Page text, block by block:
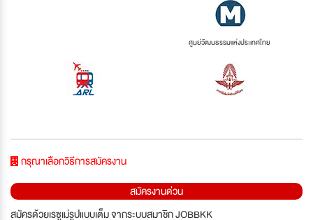
ศูนย์วัฒนธรรมแห่งประเทศไทย
กรุณาเลือกวิธีการสมัครงาน
สมัครงานด่วน
สมัครด้วยเรซูเม่รูปแบบเต็ม จากระบบสมาชิก JOBBKK